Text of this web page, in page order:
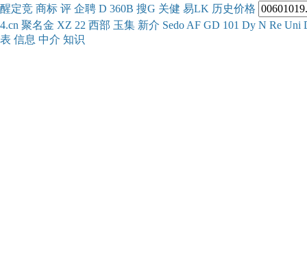
醒定竞 商标 评 企聘 D 360B 搜G 关健 易LK 历史价格
4.cn 聚名金 XZ 22 西部 玉集 新介 Sedo AF GD 101 Dy N Re Uni
表 信息 中介 知识